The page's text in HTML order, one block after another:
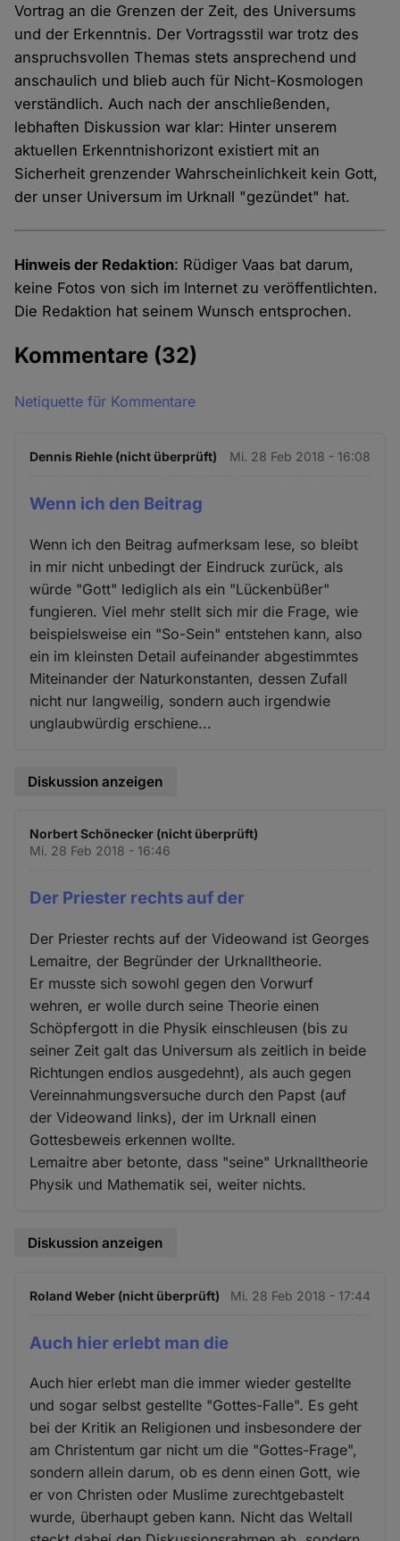
Vortrag an die Grenzen der Zeit, des Universums
und der Erkenntnis. Der Vortragsstil war trotz des
anspruchsvollen Themas stets ansprechend und
anschaulich und blieb auch für Nicht-Kosmologen
verständlich. Auch nach der anschließenden,
lebhaften Diskussion war klar: Hinter unserem
aktuellen Erkenntnishorizont existiert mit an
Sicherheit grenzender Wahrscheinlichkeit kein Gott,
der unser Universum im Urknall "gezündet" hat.
Hinweis der Redaktion: Rüdiger Vaas bat darum,
keine Fotos von sich im Internet zu veröffentlichten.
Die Redaktion hat seinem Wunsch entsprochen.
Kommentare (32)
Netiquette für Kommentare
Dennis Riehle (nicht überprüft) Mi. 28 Feb 2018 - 16:08
Wenn ich den Beitrag
Wenn ich den Beitrag aufmerksam lese, so bleibt
in mir nicht unbedingt der Eindruck zurück, als
würde "Gott" lediglich als ein "Lückenbüßer"
fungieren. Viel mehr stellt sich mir die Frage, wie
beispielsweise ein "So-Sein" entstehen kann, also
ein im kleinsten Detail aufeinander abgestimmtes
Miteinander der Naturkonstanten, dessen Zufall
nicht nur langweilig, sondern auch irgendwie
unglaubwürdig erschiene...
Diskussion anzeigen
Norbert Schönecker (nicht überprüft)
Mi. 28 Feb 2018 - 16:46
Der Priester rechts auf der
Der Priester rechts auf der Videowand ist Georges
Lemaitre, der Begründer der Urknalltheorie.
Er musste sich sowohl gegen den Vorwurf
wehren, er wolle durch seine Theorie einen
Schöpfergott in die Physik einschleusen (bis zu
seiner Zeit galt das Universum als zeitlich in beide
Richtungen endlos ausgedehnt), als auch gegen
Vereinnahmungsversuche durch den Papst (auf
der Videowand links), der im Urknall einen
Gottesbeweis erkennen wollte.
Lemaitre aber betonte, dass "seine" Urknalltheorie
Physik und Mathematik sei, weiter nichts.
Diskussion anzeigen
Roland Weber (nicht überprüft) Mi. 28 Feb 2018 - 17:44
Auch hier erlebt man die
Auch hier erlebt man die immer wieder gestellte
und sogar selbst gestellte "Gottes-Falle". Es geht
bei der Kritik an Religionen und insbesondere der
am Christentum gar nicht um die "Gottes-Frage",
sondern allein darum, ob es denn einen Gott, wie
er von Christen oder Muslime zurechtgebastelt
wurde, überhaupt geben kann. Nicht das Weltall